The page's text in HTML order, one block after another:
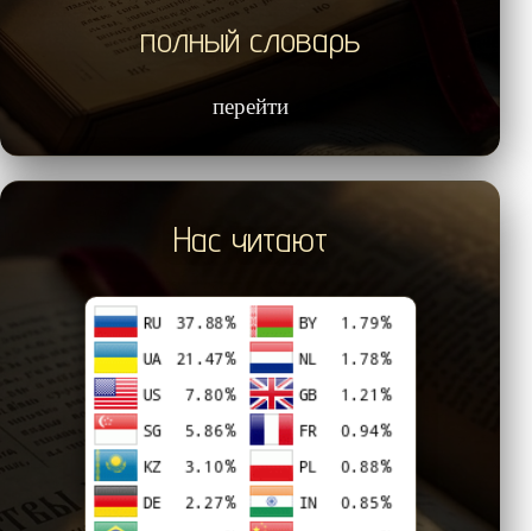
полный словарь
перейти
Нас читают